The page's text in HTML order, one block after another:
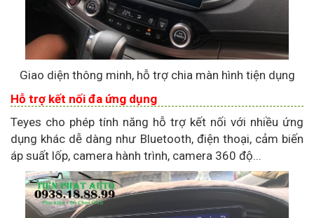
Giao diện thông minh, hỗ trợ chia màn hình tiện dụng
Hỗ trợ kết nối đa ứng dụng
Teyes cho phép tính năng hỗ trợ kết nối với nhiều ứng
dụng khác dễ dàng như Bluetooth, điện thoại, cảm biến
áp suất lốp, camera hành trình, camera 360 độ...